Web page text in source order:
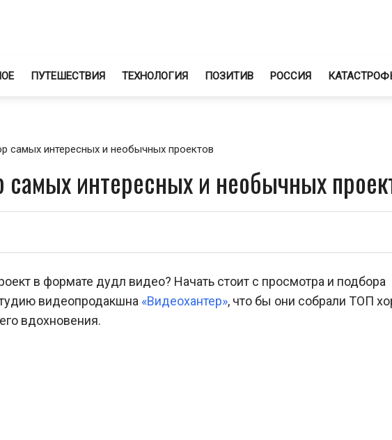
ПУТЕШЕСТВИЯ ТЕХНОЛОГИЯ ПОЗИТИВ РОССИЯ
самых интересных и необычных проектов
интересных и необычных
в формате дудл видео? Начать стоит с просмотра и подбора
видеопродакшна «Видеохантер», что бы они собрали ТОП
вдохновения.